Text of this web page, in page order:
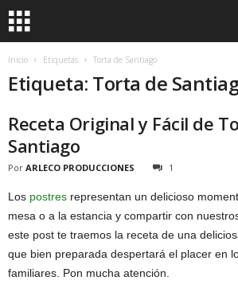
Inicio Etiquetas Torta de Santiago
Etiqueta: Torta de
Receta Original y Fácil de
Santiago
Por ARLECO PRODUCCIONES 1
Los postres representan un delicioso
mesa o a la estancia y compartir con
este post te traemos la receta de una
que bien preparada despertará el placer en
familiares. Pon mucha atención.